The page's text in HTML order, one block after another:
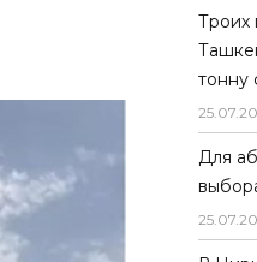
Троих
тонну
25.07.
Для
25.07.